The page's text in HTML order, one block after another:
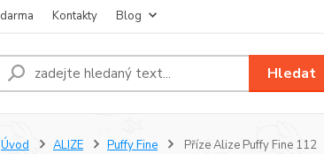
Kontakty Blog
Hledat
Úvod ALIZE Puffy Fine Příze Alize Puffy Fine 112